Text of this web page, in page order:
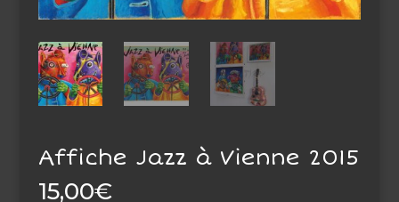
Affiche Jazz à Vienne 2015
15,00€